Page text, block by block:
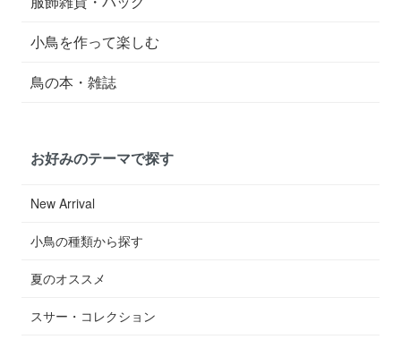
小鳥を作って楽しむ
鳥の本・雑誌
お好みのテーマで探す
New Arrival
小鳥の種類から探す
夏のオススメ
スサー・コレクション